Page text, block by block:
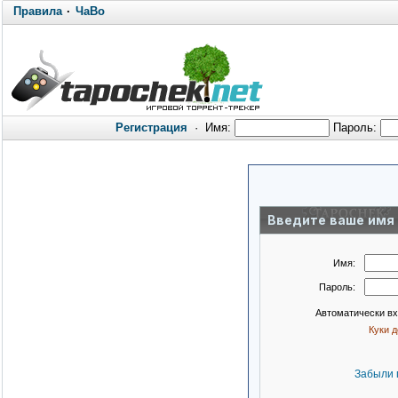
Правила· ЧаВо
Регистрация · Имя: Пароль:
Введите ваше имя
Имя:
Пароль:
Автоматически
Куки
Забыли